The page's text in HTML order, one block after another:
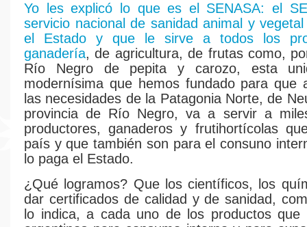
Yo les explicó lo que es el SENASA: el
servicio nacional de sanidad animal y
el Estado y que le sirve a todos los
ganadería, de agricultura, de frutas como,
Río Negro de pepita y carozo, esta
modernísima que hemos fundado para que
las necesidades de la Patagonia Norte, de
provincia de Río Negro, va a servir a
productores, ganaderos y frutihortícolas
país y que también son para el consuno
lo paga el Estado.
¿Qué logramos? Que los científicos, los
dar certificados de calidad y de sanidad,
lo indica, a cada uno de los productos que